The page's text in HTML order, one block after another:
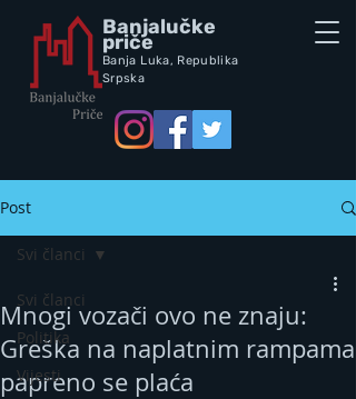
Banjalučke
priče
Banja Luka, Republika
Srpska
Post
Svi članci
Politika
Vijesti
Svi članci
Mnogi vozači ovo ne znaju:
Greška na naplatnim rampama
papreno se plaća